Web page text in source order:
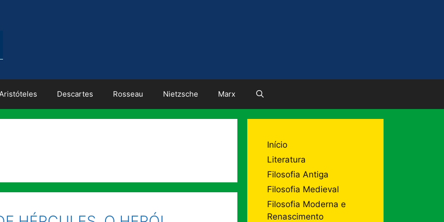
Descartes Rosseau Nietzsche Marx
Início
Literatura
Filosofia Antiga
Filosofia Medieval
Filosofia Moderna e
Renascimento